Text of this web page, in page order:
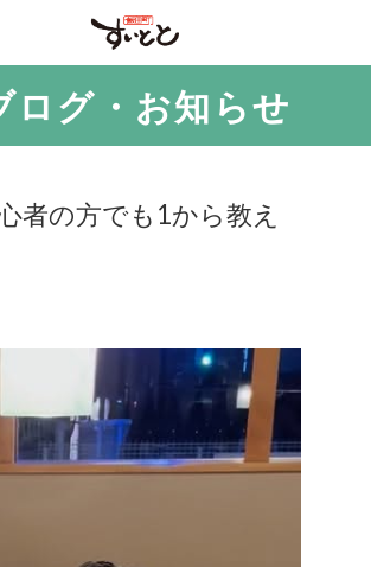
ログ・お知らせ
者の方でも1から教え